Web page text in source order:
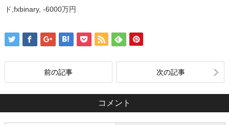
ド,fxbinary, -6000万円
前の記事 次の記事
コメント